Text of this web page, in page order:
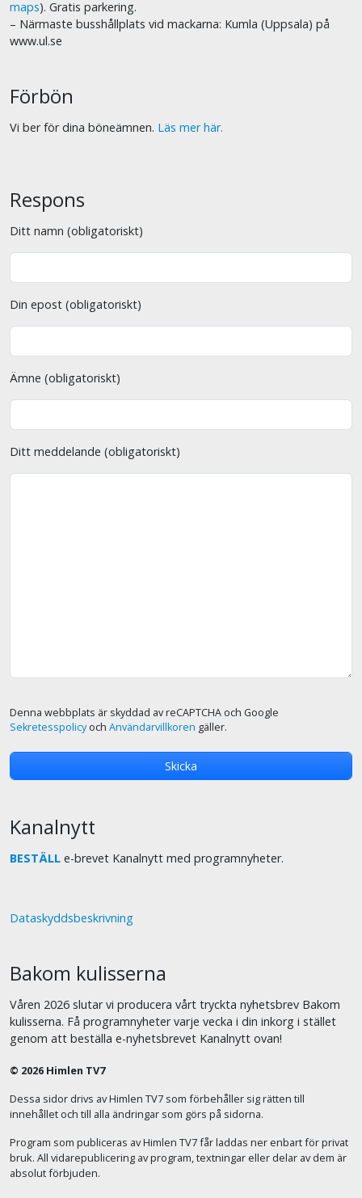
maps). Gratis parkering.
– Närmaste busshållplats vid mackarna: Kumla (Uppsala) på
www.ul.se
Förbön
Vi ber för dina böneämnen. Läs mer här.
Respons
Ditt namn (obligatoriskt)
Din epost (obligatoriskt)
Ämne (obligatoriskt)
Ditt meddelande (obligatoriskt)
Denna webbplats är skyddad av reCAPTCHA och Google
Sekretesspolicyoch Användarvillkoren gäller.
Kanalnytt
BESTÄLL e-brevet Kanalnytt med programnyheter.
Dataskyddsbeskrivning
Bakom kulisserna
Våren 2026 slutar vi producera vårt tryckta nyhetsbrev Bakom
kulisserna. Få programnyheter varje vecka i din inkorg i stället
genom att beställa e-nyhetsbrevet Kanalnytt ovan!
© 2026 Himlen TV7
Dessa sidor drivs av Himlen TV7 som förbehåller sig rätten till
innehållet och till alla ändringar som görs på sidorna.
Program som publiceras av Himlen TV7 får laddas ner enbart för privat
bruk. All vidarepublicering av program, textningar eller delar av dem är
absolut förbjuden.